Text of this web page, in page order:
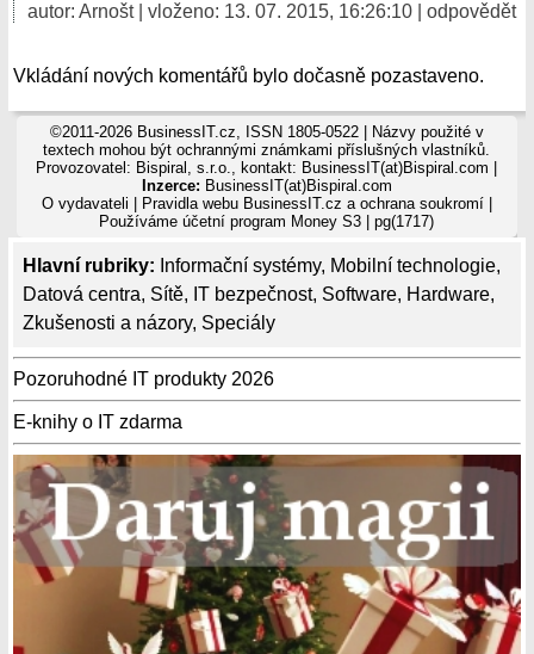
Hlavní rubriky: Informační systémy, Mobilní technologie,
Datová centra, Sítě, IT bezpečnost, Software, Hardware,
Zkušenosti a názory, Speciály
Pozoruhodné IT produkty 2026
E-knihy o IT zdarma
autor: Arnošt | vloženo: 13. 07. 2015, 16:26:10 | odpovědět
Vkládání nových komentářů bylo dočasně pozastaveno.
©2011-2026 BusinessIT.cz, ISSN 1805-0522 | Názvy použité v
textech mohou být ochrannými známkami příslušných vlastníků.
Provozovatel: Bispiral, s.r.o., kontakt: BusinessIT(at)Bispiral.com |
Inzerce: BusinessIT(at)Bispiral.com
O vydavateli
Pravidla webu BusinessIT.cz a ochrana soukromí|
Používámeúčetní program Money S3 | pg(1717)